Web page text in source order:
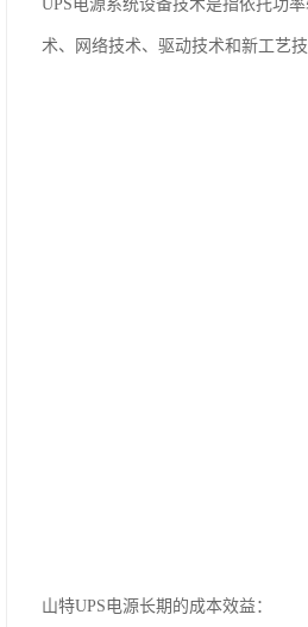
UPS电源系统设备技术是指依托功
术、网络技术、驱动技术和新工艺
山特UPS电源长期的成本效益：